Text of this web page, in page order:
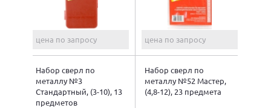
цена по запросу цена по запросу
Набор сверл по
металлу №3
Стандартный, (3-10), 13
предметов
Набор сверл по
металлу №52 Мастер,
(4,8-12), 23 предмета